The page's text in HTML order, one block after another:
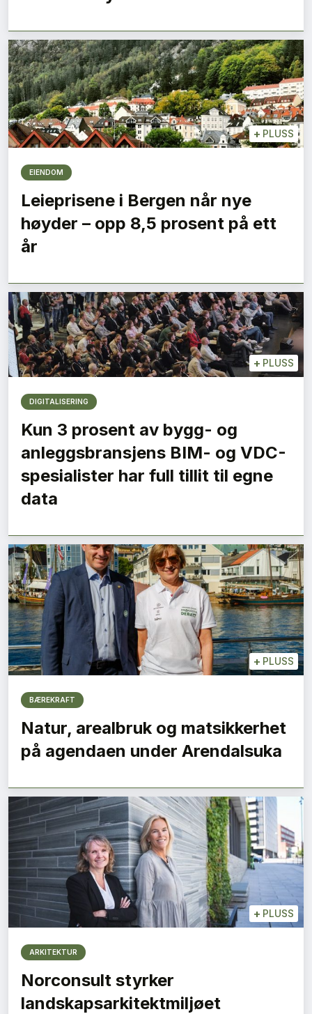
+ PLUSS
EIENDOM
Leieprisene i Bergen når nye
høyder – opp 8,5 prosent på ett
år
+ PLUSS
DIGITALISERING
Kun 3 prosent av bygg- og
anleggsbransjens BIM- og VDC-
spesialister har full tillit til egne
data
+ PLUSS
BÆREKRAFT
Natur, arealbruk og matsikkerhet
på agendaen under Arendalsuka
+ PLUSS
ARKITEKTUR
Norconsult styrker
landskapsarkitektmiljøet